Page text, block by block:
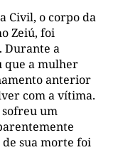
Civil, o corpo da
Zeiú, foi
Durante a
que a mulher
anterior
com a vítima.
um
de sua morte foi